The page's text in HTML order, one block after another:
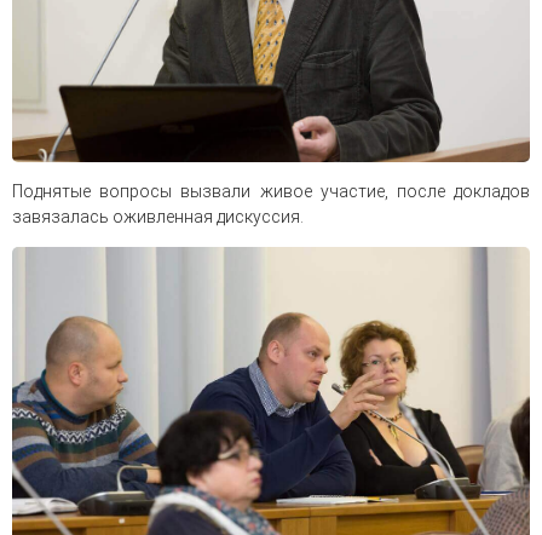
Поднятые вопросы вызвали живое участие, после докладов
завязалась оживленная дискуссия.